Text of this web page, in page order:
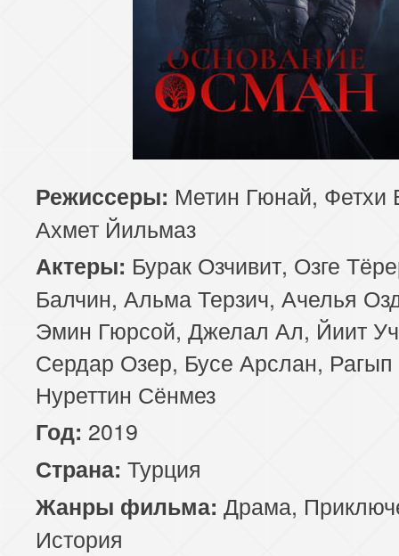
74 серия
75 серия
78 серия
79 серия
82 серия
83 серия
86 серия
87 серия
89 серия
91 серия
93 серия
94 серия
95 серия
97 серия
98 серия 99 серия
101 серия
102 серия 103 серия
105 серия
106 серия
109 серия
113 серия
114 серия 115 серия
117 серия
Режиссеры: Метин Гюнай, Фетхи
Ахмет Йильмаз
Актеры: Бурак Озчивит, Озге
Балчин, Альма Терзич, Ачелья
Эмин Гюрсой, Джелал Ал, Йиит
Сердар Озер, Бусе Арслан,
Нуреттин Сёнмез
Год: 2019
Страна: Турция
Жанры фильма: Драма,
История